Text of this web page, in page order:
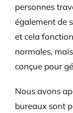
personnes
également de
et cela
normales,
conçue pour
Nous avons
bureaux sont